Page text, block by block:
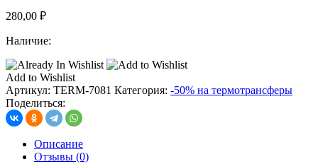
280,00 ₽
Наличие:
Add to Wishlist
Артикул: TERM-7081 Категория: -50% на термотрансферы
Поделиться:
Описание
Отзывы (0)